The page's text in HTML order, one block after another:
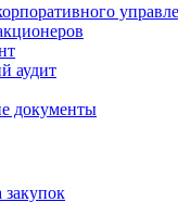
аудит
документы